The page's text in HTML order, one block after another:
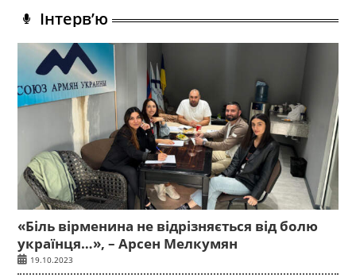
Інтерв’ю
«Біль вірменина не відрізняється від болю
українця…», – Арсен Мелкумян
19.10.2023